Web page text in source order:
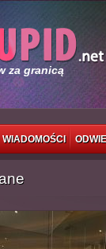
za granicą
WIADOMOŚCI